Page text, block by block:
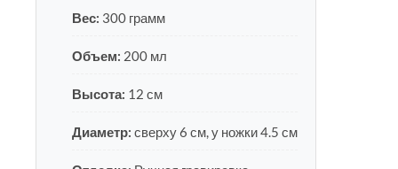
Вес: 300 грамм
Объем: 200 мл
Высота: 12 см
Диаметр: сверху 6 см, у ножки 4.5 см